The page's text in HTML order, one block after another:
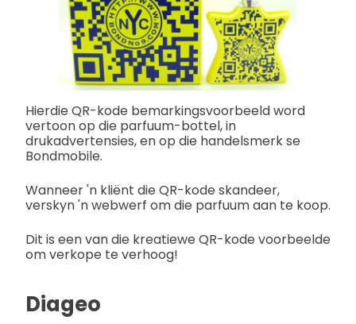
Hierdie QR-kode bemarkingsvoorbeeld word
vertoon op die parfuum-bottel, in
drukadvertensies, en op die handelsmerk se
Bondmobile.
Wanneer 'n kliënt die QR-kode skandeer,
verskyn 'n webwerf om die parfuum aan te koop.
Dit is een van die kreatiewe QR-kode voorbeelde
om verkope te verhoog!
Diageo